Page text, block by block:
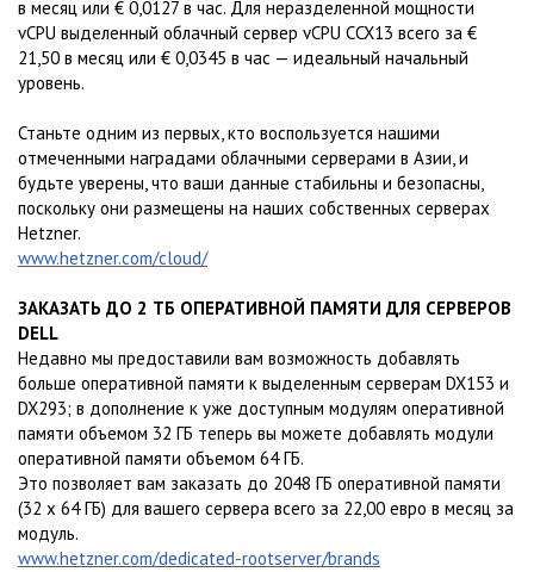
в месяц или € 0,0127 в час. Для неразделенной мощности
vCPU выделенный облачный сервер vCPU CCX13 всего за €
21,50 в месяц или € 0,0345 в час — идеальный начальный
уровень.
Станьте одним из первых, кто воспользуется нашими
отмеченными наградами облачными серверами в Азии, и
будьте уверены, что ваши данные стабильны и безопасны,
поскольку они размещены на наших собственных серверах
Hetzner.
www.hetzner.com/cloud/
ЗАКАЗАТЬ ДО 2 ТБ ОПЕРАТИВНОЙ ПАМЯТИ ДЛЯ СЕРВЕРОВ
DELL
Недавно мы предоставили вам возможность добавлять
больше оперативной памяти к выделенным серверам DX153 и
DX293; в дополнение к уже доступным модулям оперативной
памяти объемом 32 ГБ теперь вы можете добавлять модули
оперативной памяти объемом 64 ГБ.
Это позволяет вам заказать до 2048 ГБ оперативной памяти
(32 x 64 ГБ) для вашего сервера всего за 22,00 евро в месяц за
модуль.
www.hetzner.com/dedicated-rootserver/brands